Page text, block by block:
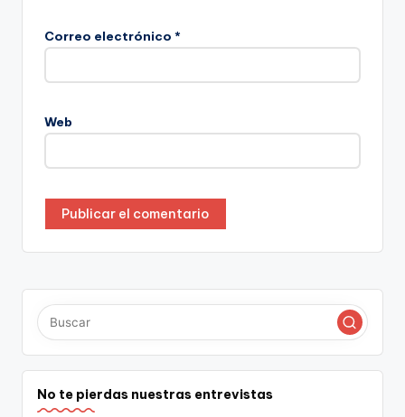
Correo electrónico *
Web
No te pierdas nuestras entrevistas